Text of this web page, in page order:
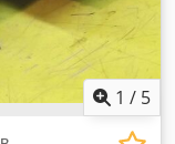
1 / 5